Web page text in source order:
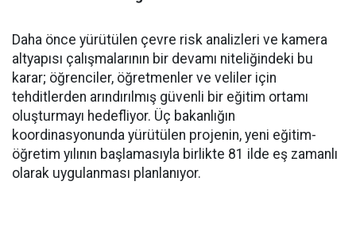
​Daha önce yürütülen çevre risk analizleri ve kamera
altyapısı çalışmalarının bir devamı niteliğindeki bu
karar; öğrenciler, öğretmenler ve veliler için
tehditlerden arındırılmış güvenli bir eğitim ortamı
oluşturmayı hedefliyor. Üç bakanlığın
koordinasyonunda yürütülen projenin, yeni eğitim-
öğretim yılının başlamasıyla birlikte 81 ilde eş zamanlı
olarak uygulanması planlanıyor.